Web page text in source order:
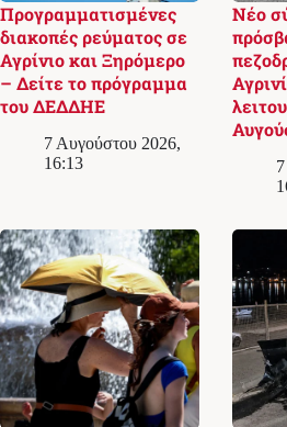
Προγραμματισμένες
διακοπές ρεύματος σε
Αγρίνιο και Ξηρόμερο
– Δείτε το πρόγραμμα
του ΔΕΔΔΗΕ
7 Αυγούστου 2026,
16:13
Νέο